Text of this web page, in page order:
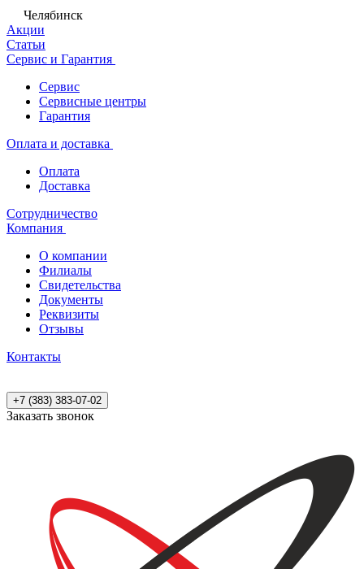
Челябинск
Акции
Статьи
Сервис и Гарантия
Сервис
Сервисные центры
Гарантия
Оплата и доставка
Оплата
Доставка
Сотрудничество
Компания
О компании
Филиалы
Свидетельства
Документы
Реквизиты
Отзывы
Контакты
+7 (383) 383-07-02
Заказать звонок